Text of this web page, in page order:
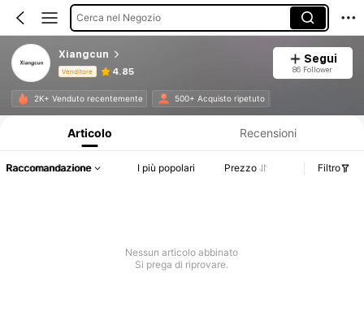
Cerca nel Negozio
Xiangcun
Venditore 4.85
Segui
86 Follower
2K+ Venduto recentemente 500+ Acquisto ripetuto
Articolo Recensioni
Raccomandazione I più popolari Prezzo Filtro
Nessun articolo abbinato
Si prega di riprovare.